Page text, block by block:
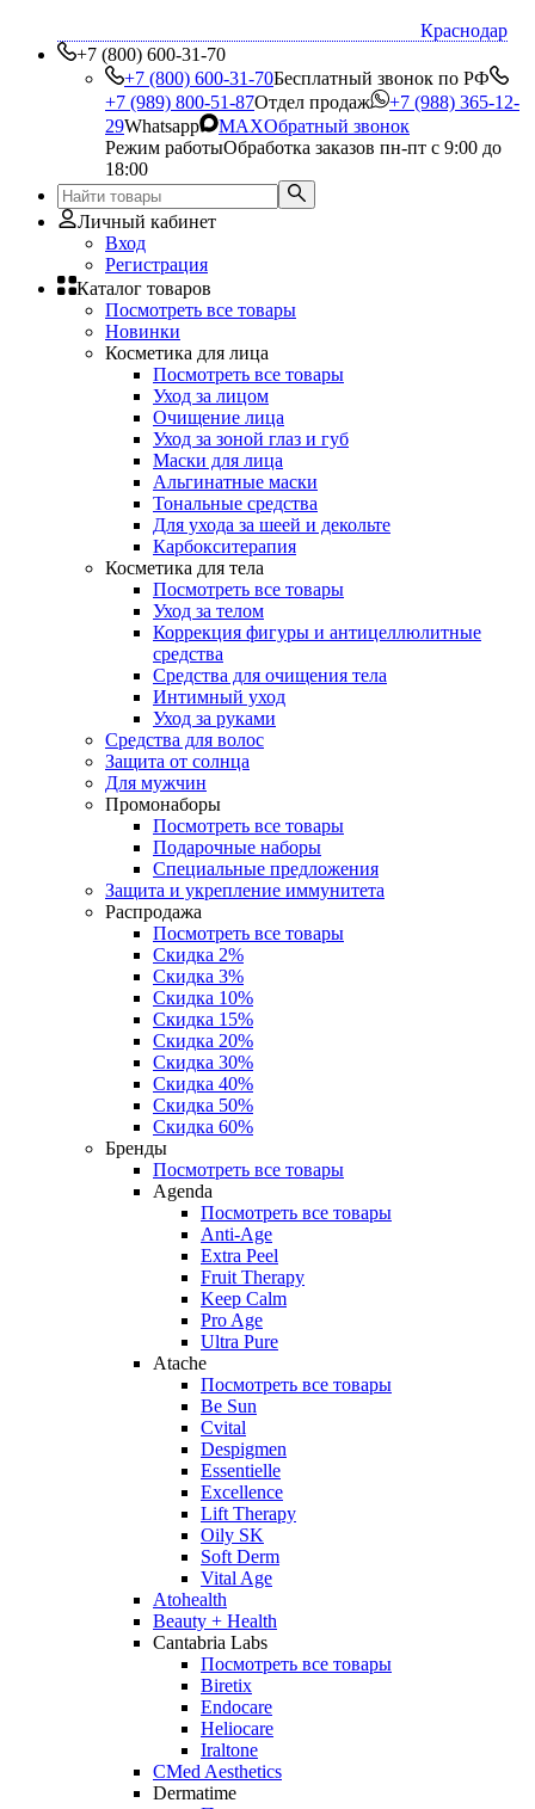
Краснодар
+7 (800) 600-31-70
+7 (800) 600-31-70Бесплатный звонок по РФ
+7 (989) 800-51-87Отдел продаж
+7 (988) 365-12-
29Whatsapp MAXОбратный звонок
Режим работыОбработка заказов пн-пт с 9:00 до
18:00
Личный кабинет
Вход
Регистрация
Каталог товаров
Посмотреть все товары
Новинки
Косметика для лица
Посмотреть все товары
Уход за лицом
Очищение лица
Уход за зоной глаз и губ
Маски для лица
Альгинатные маски
Тональные средства
Для ухода за шеей и декольте
Карбокситерапия
Косметика для тела
Посмотреть все товары
Уход за телом
Коррекция фигуры и антицеллюлитные
средства
Средства для очищения тела
Интимный уход
Уход за руками
Средства для волос
Защита от солнца
Для мужчин
Промонаборы
Посмотреть все товары
Подарочные наборы
Специальные предложения
Защита и укрепление иммунитета
Распродажа
Посмотреть все товары
Скидка 2%
Скидка 3%
Скидка 10%
Скидка 15%
Скидка 20%
Скидка 30%
Скидка 40%
Скидка 50%
Скидка 60%
Бренды
Посмотреть все товары
Agenda
Посмотреть все товары
Anti‑Age
Extra Peel
Fruit Therapy
Keep Calm
Pro Age
Ultra Pure
Atache
Посмотреть все товары
Be Sun
Cvital
Despigmen
Essentielle
Excellence
Lift Therapy
Oily SK
Soft Derm
Vital Age
Atohealth
Beauty + Health
Cantabria Labs
Посмотреть все товары
Biretix
Endocare
Heliocare
Iraltone
CMed Aesthetics
Dermatime